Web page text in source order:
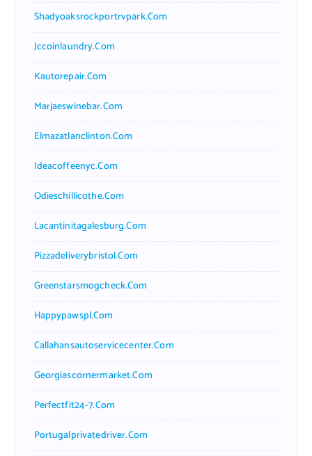
Shadyoaksrockportrvpark.com
Jccoinlaundry.com
Kautorepair.com
Marjaeswinebar.com
Elmazatlanclinton.com
Ideacoffeenyc.com
Odieschillicothe.com
Lacantinitagalesburg.com
Pizzadeliverybristol.com
Greenstarsmogcheck.com
Happypawspl.com
Callahansautoservicecenter.com
Georgiascornermarket.com
Perfectfit24-7.com
Portugalprivatedriver.com